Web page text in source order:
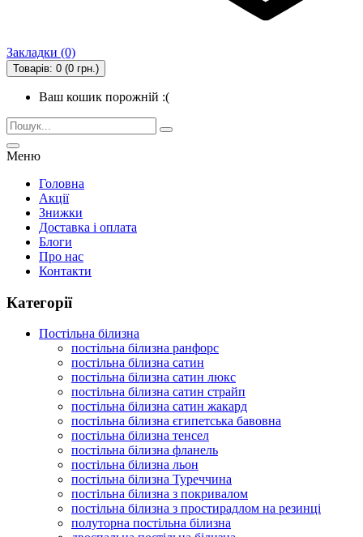
Закладки (0)
Товарів: 0 (0 грн.)
Ваш кошик порожній :(
Меню
Головна
Акції
Знижки
Доставка і оплата
Блоги
Про нас
Контакти
Категорії
Постільна білизна
постільна білизна ранфорс
постільна білизна сатин
постільна білизна сатин люкс
постільна білизна сатин страйп
постільна білизна сатин жакард
постільна білизна єгипетська бавовна
постільна білизна тенсел
постільна білизна фланель
постільна білизна льон
постільна білизна Туреччина
постільна білизна з покривалом
постільна білизна з простирадлом на резинці
полуторна постільна білизна